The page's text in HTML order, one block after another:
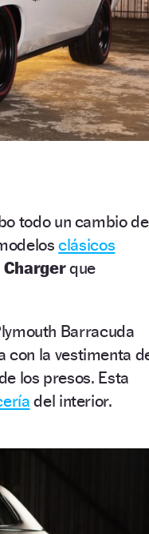
todo un cambio de
clásicos
Chargerque
Barracuda
con la vestimenta
los presos. Esta
del interior.